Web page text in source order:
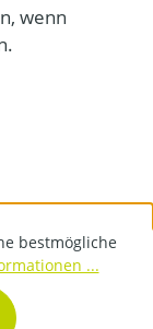
wenn
bestmögliche
...